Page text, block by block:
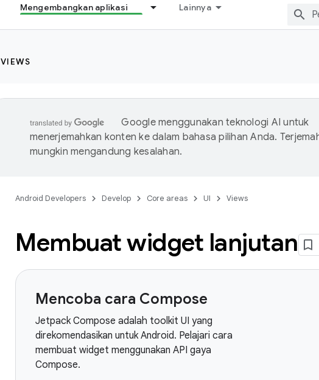
Mengembangkan aplikasi Lainnya
VIEWS
Google menggunakan teknologi AI untuk
menerjemahkan konten ke dalam bahasa pilihan Anda.
mungkin mengandung kesalahan.
Android Developers Develop Core areas UI Views
Membuat widget lanjutan
Mencoba cara Compose
Jetpack Compose adalah toolkit UI yang
direkomendasikan untuk Android. Pelajari cara
membuat widget menggunakan API gaya
Compose.